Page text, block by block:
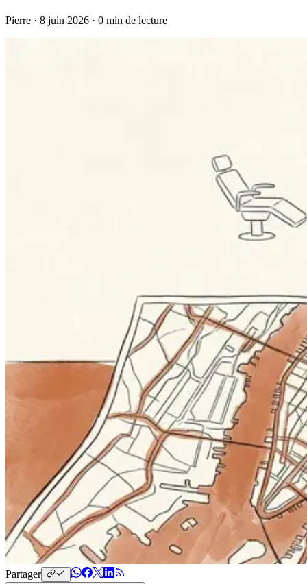
Pierre · 8 juin 2026 · 0 min de lecture
Partager